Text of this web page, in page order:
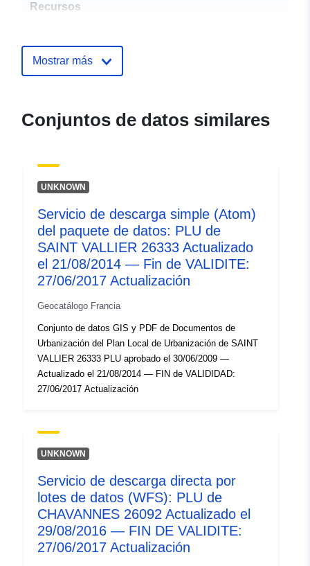
Recursos
Identificadores:
1a32-40e6-98b8-
4536-acea-3c0315bcbbb8
Tipo:
Recurso:
http://inspire.ec.europa.eu/
codelist/SpatialDataServiceType/
Mostrar más
Conjuntos de datos similares
UNKNOWN
Servicio de descarga simple (Atom)
del paquete de datos: PLU de
SAINT VALLIER 26333 Actualizado
el 21/08/2014 — Fin de VALIDITE:
27/06/2017 Actualización
Geocatálogo Francia
Conjunto de datos GIS y PDF de Documentos de
Urbanización del Plan Local de Urbanización de SAINT
VALLIER 26333 PLU aprobado el 30/06/2009 —
Actualizado el 21/08/2014 — FIN de VALIDIDAD:
27/06/2017 Actualización
UNKNOWN
Servicio de descarga directa por
lotes de datos (WFS): PLU de
CHAVANNES 26092 Actualizado el
29/08/2016 — FIN DE VALIDITE:
27/06/2017 Actualización